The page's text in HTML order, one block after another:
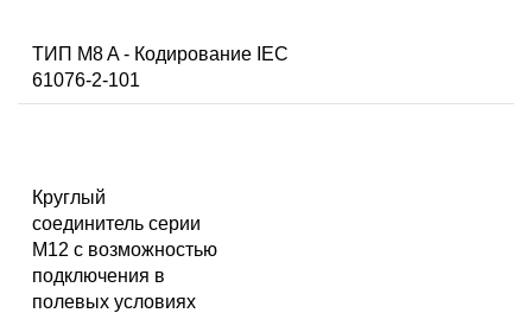
ТИП M8 A - Кодирование IEC
61076-2-101
Круглый
соединитель серии
M12 с возможностью
подключения в
полевых условиях